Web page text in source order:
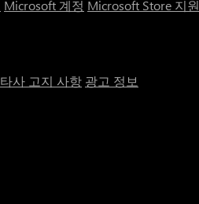
Microsoft 계정 Microsoft Store 지원
타사 고지 사항 광고 정보